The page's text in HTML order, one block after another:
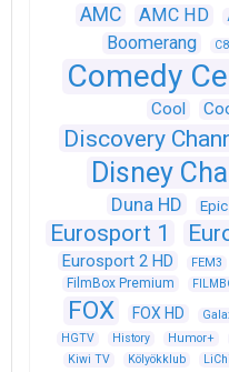
AMC AMC HD
Boomerang C8
Comedy
Cool
Discovery
Disney
Duna HD
Eurosport 1
Eurosport 2 HD
FEM3
FilmBox Premium
FOX FOX HD
HGTV History Humor+
Kiwi TV
Kölyökklub